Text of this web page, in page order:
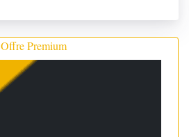
Offre Premium